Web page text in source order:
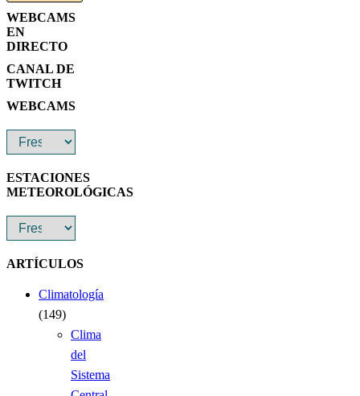
WEBCAMS
EN
DIRECTO
CANAL DE
TWITCH
WEBCAMS
ESTACIONES
METEOROLÓGICAS
ARTÍCULOS
Climatología
(149)
Clima
del
Sistema